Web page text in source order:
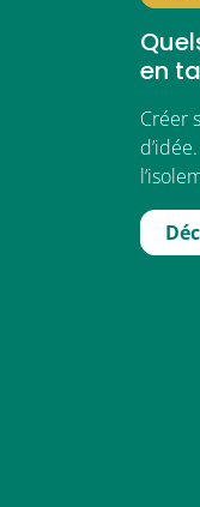
en
Créer